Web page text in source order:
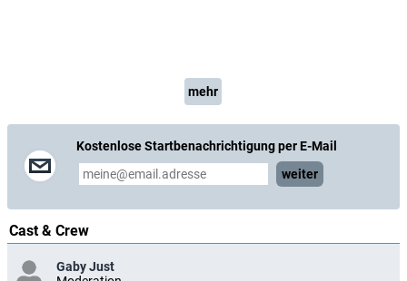
mehr
Kostenlose Startbenachrichtigung per E-Mail
weiter
Cast & Crew
Gaby Just